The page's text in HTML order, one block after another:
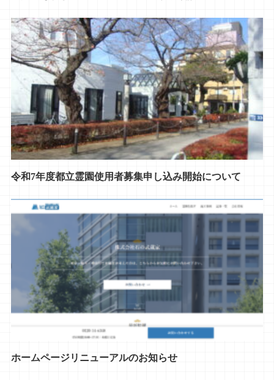
令和7年度都立霊園使用者募集申し込み開始について
ホームページリニューアルのお知らせ